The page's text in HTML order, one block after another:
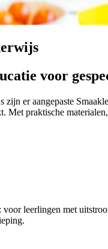
voor
zijn er aangepaste
Met praktische
voor leerlingen met